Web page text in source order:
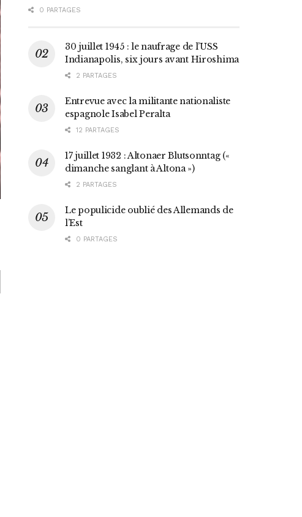
0 PARTAGES
30 juillet 1945 : le naufrage de l’USS
Indianapolis, six jours avant Hiroshima
2 PARTAGES
Entrevue avec la militante nationaliste
espagnole Isabel Peralta
12 PARTAGES
17 juillet 1932 : Altonaer Blutsonntag («
dimanche sanglant à Altona »)
2 PARTAGES
Le populicide oublié des Allemands de
l’Est
0 PARTAGES